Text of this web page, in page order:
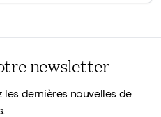
newsletter
les dernières nouvelles de